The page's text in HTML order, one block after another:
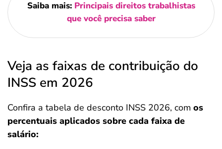
Saiba mais: Principais direitos trabalhistas
que você precisa saber
Veja as faixas de contribuição do
INSS em 2026
Confira a tabela de desconto INSS 2026, com os
percentuais aplicados sobre cada faixa de
salário: